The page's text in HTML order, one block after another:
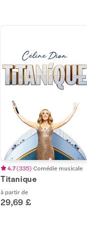
4.7(335) Comédie musicale
Titanique
à partir de
29,69 £